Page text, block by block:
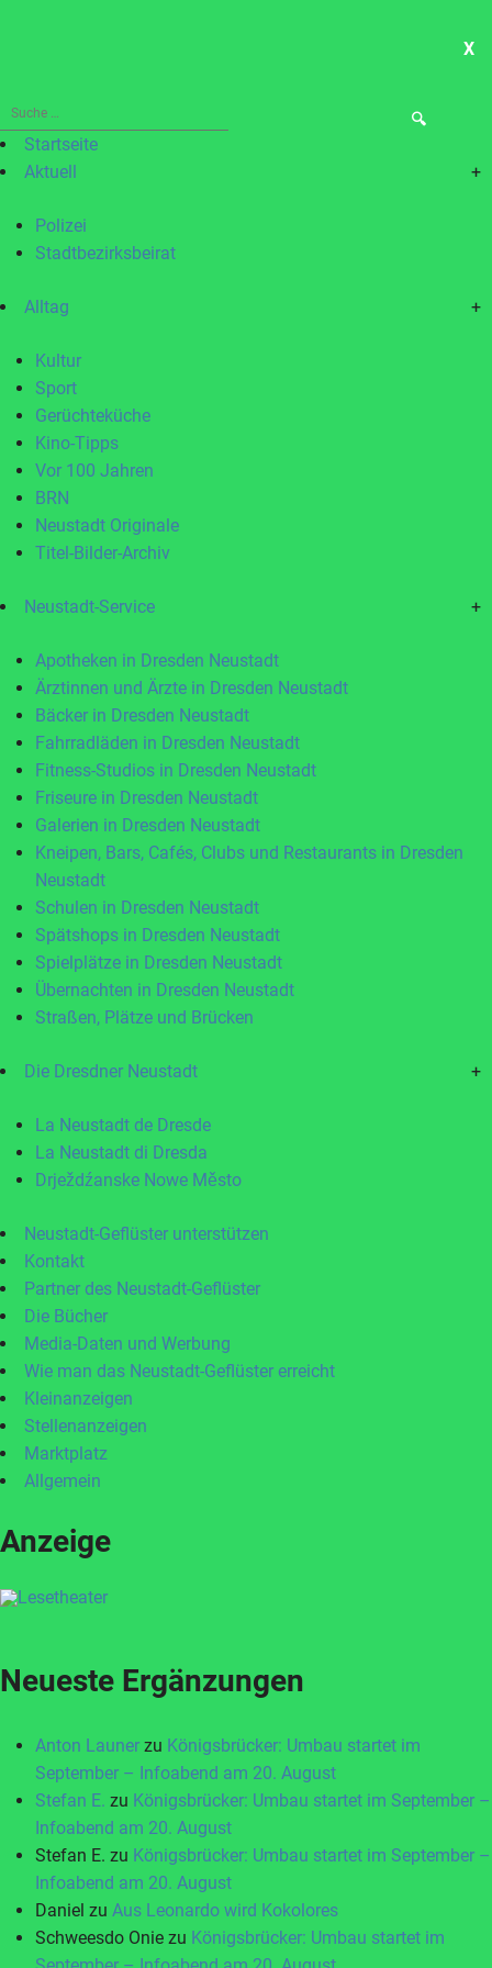
X
Suche
nach:Startseite
Aktuell
+
Polizei
Stadtbezirksbeirat
Alltag +
Kultur
Sport
Gerüchteküche
Kino-Tipps
Vor 100 Jahren
BRN
Neustadt Originale
Titel-Bilder-Archiv
Neustadt-Service +
Apotheken in Dresden Neustadt
Ärztinnen und Ärzte in Dresden Neustadt
Bäcker in Dresden Neustadt
Fahrradläden in Dresden Neustadt
Fitness-Studios in Dresden Neustadt
Friseure in Dresden Neustadt
Galerien in Dresden Neustadt
Kneipen, Bars, Cafés, Clubs und Restaurants in Dresden
Neustadt
Schulen in Dresden Neustadt
Spätshops in Dresden Neustadt
Spielplätze in Dresden Neustadt
Übernachten in Dresden Neustadt
Straßen, Plätze und Brücken
Die Dresdner Neustadt +
La Neustadt de Dresde
La Neustadt di Dresda
Drježdźanske Nowe Město
Neustadt-Geflüster unterstützen
Kontakt
Partner des Neustadt-Geflüster
Die Bücher
Media-Daten und Werbung
Wie man das Neustadt-Geflüster erreicht
Kleinanzeigen
Stellenanzeigen
Marktplatz
Allgemein
Anzeige
Neueste Ergänzungen
Anton Launer zu Königsbrücker: Umbau startet im
September – Infoabend am 20. August
Stefan E. zu Königsbrücker: Umbau startet im September –
Infoabend am 20. August
Stefan E. zu Königsbrücker: Umbau startet im September –
Infoabend am 20. August
Daniel zu Aus Leonardo wird Kokolores
Schweesdo Onie zu Königsbrücker: Umbau startet im